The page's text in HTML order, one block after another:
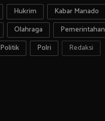
Hukrim
Kabar Manado
Olahraga
Pemerintahan
Politik Polri Redaksi